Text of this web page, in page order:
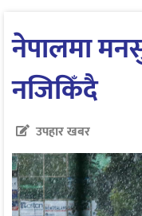
नेपालमा
नजिकिँदै
उपहार खबर